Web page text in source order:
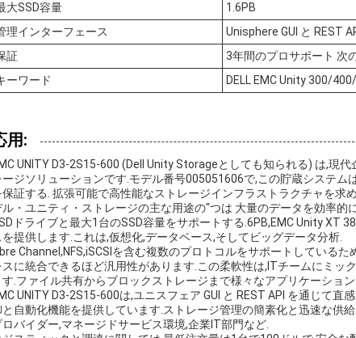
大SSD容量
1.6PB
理インターフェース
Unisphere GUI と REST
証
3年間のプロサポート 次
ーワード
DELL EMC Unity 300/
用:
UNITY D3-2S15-600 (Dell Unity Storageとしても知られる) は,現
ージソリューションです.モデル番号005051606で,この貯蔵システ
保証する. 拡張可能で高性能なストレージインフラストラクチャを求
ル・ユニティ・ストレージの主な用途の"つは 大量のデータを効率
ドライブと最大1台のSSD容量をサポートする.6PB,EMC Unity XT
を提供します.これは,仮想化,データベース,そしてビッグデータ分析.
Channel,NFS,iSCSIを含む複数のプロトコルをサポートしている
スに統合できるほど汎用性があります.この柔軟性は,ITチームにミッ
す.ファイル共有からブロックストレージまで様々なアプリケーショ
UNITY D3-2S15-600は,ユニスフェア GUI と REST API を通じて
と自動化機能を提供しています.ストレージ管理の簡素化と迅速な供
ロバイダー,マネージドサービス環境,企業IT部門など.